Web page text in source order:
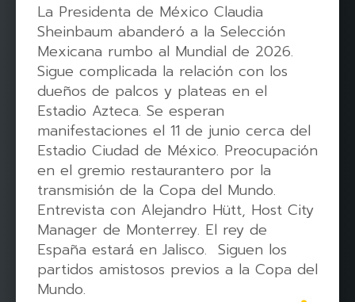
La Presidenta de México Claudia
Sheinbaum abanderó a la Selección
Mexicana rumbo al Mundial de 2026.
Sigue complicada la relación con los
dueños de palcos y plateas en el
Estadio Azteca. Se esperan
manifestaciones el 11 de junio cerca del
Estadio Ciudad de México. Preocupación
en el gremio restaurantero por la
transmisión de la Copa del Mundo.
Entrevista con Alejandro Hütt, Host City
Manager de Monterrey. El rey de
España estará en Jalisco. Siguen los
partidos amistosos previos a la Copa del
Mundo.